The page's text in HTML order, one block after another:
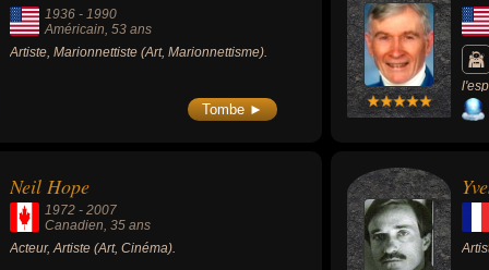
1936 - 1990
Américain, 53 ans
Artiste, Marionnettiste (Art, Marionnettisme).
Tombe ►
le
Neil Hope
1972 - 2007
Canadien, 35 ans
Acteur, Artiste (Art, Cinéma).